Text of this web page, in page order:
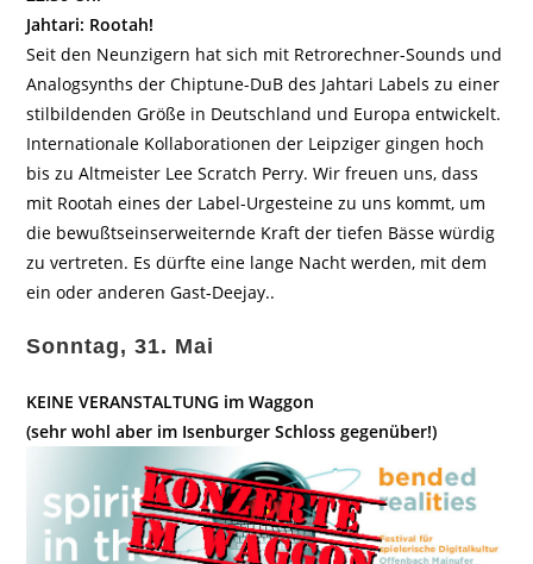
Jahtari: Rootah!
Seit den Neunzigern hat sich mit Retrorechner-Sounds und
Analogsynths der Chiptune-DuB des Jahtari Labels zu einer
stilbildenden Größe in Deutschland und Europa entwickelt.
Internationale Kollaborationen der Leipziger gingen hoch
bis zu Altmeister Lee Scratch Perry. Wir freuen uns, dass
mit Rootah eines der Label-Urgesteine zu uns kommt, um
die bewußtseinserweiternde Kraft der tiefen Bässe würdig
zu vertreten. Es dürfte eine lange Nacht werden, mit dem
ein oder anderen Gast-Deejay..
Sonntag, 31. Mai
KEINE VERANSTALTUNG im Waggon
(sehr wohl aber im Isenburger Schloss gegenüber!)